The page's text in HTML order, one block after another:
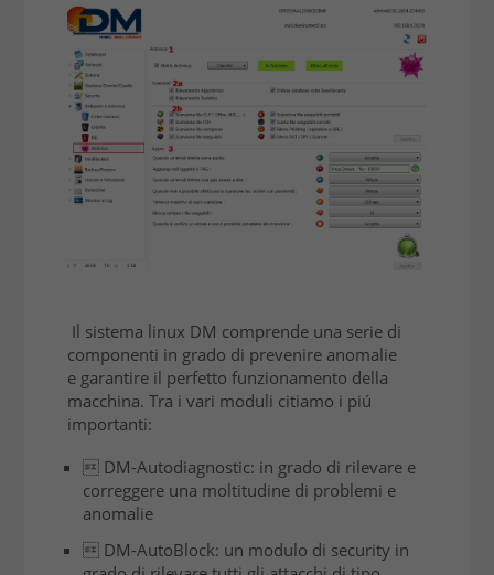
Il sistema linux DM comprende una serie di
componenti in grado di prevenire anomalie
e garantire il perfetto funzionamento della
macchina. Tra i vari moduli citiamo i piú
importanti:
 DM-Autodiagnostic: in grado di rilevare e
correggere una moltitudine di problemi e
anomalie
 DM-AutoBlock: un modulo di security in